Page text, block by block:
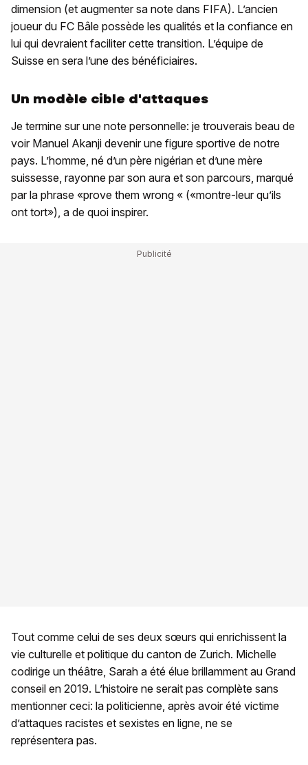
dimension (et augmenter sa note dans FIFA). L’ancien
joueur du FC Bâle possède les qualités et la confiance en
lui qui devraient faciliter cette transition. L’équipe de
Suisse en sera l’une des bénéficiaires.
Un modèle cible d'attaques
Je termine sur une note personnelle: je trouverais beau de
voir Manuel Akanji devenir une figure sportive de notre
pays. L’homme, né d’un père nigérian et d’une mère
suissesse, rayonne par son aura et son parcours, marqué
par la phrase «prove them wrong « («montre-leur qu’ils
ont tort»), a de quoi inspirer.
Tout comme celui de ses deux sœurs qui enrichissent la
vie culturelle et politique du canton de Zurich. Michelle
codirige un théâtre, Sarah a été élue brillamment au Grand
conseil en 2019. L’histoire ne serait pas complète sans
mentionner ceci: la politicienne, après avoir été victime
d’attaques racistes et sexistes en ligne, ne se
représentera pas.